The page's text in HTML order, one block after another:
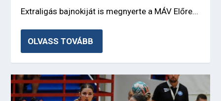
Extraligás bajnokiját is megnyerte a MÁV Előre...
OLVASS TOVÁBB